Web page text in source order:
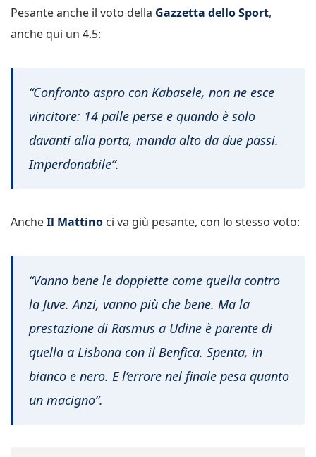
Pesante anche il voto della Gazzetta delloSport,
anche qui un 4.5:
“Confronto aspro con Kabasele, non ne esce
vincitore: 14 palle perse e quando è solo
davanti alla porta, manda alto da due passi.
Imperdonabile”.
AncheIl Mattino ci va giù pesante, con lo stesso voto:
“Vanno bene le doppiette come quella contro
la Juve. Anzi, vanno più che bene. Ma la
prestazione di Rasmus a Udine è parente di
quella a Lisbona con il Benfica. Spenta, in
bianco e nero. E l’errore nel finale pesa quanto
un macigno”.